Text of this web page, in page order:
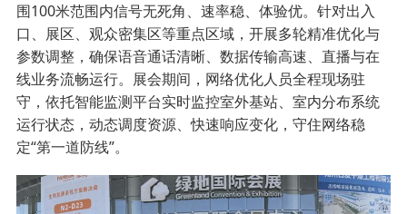
围100米范围内信号无死角、速率稳、体验优。针对出入
口、展区、观众密集区等重点区域，开展多轮精准优化与
参数调整，确保语音通话清晰、数据传输高速、直播与在
线业务流畅运行。展会期间，网络优化人员全程现场驻
守，依托智能监测平台实时监控室外基站、室内分布系统
运行状态，动态调度资源、快速响应变化，守住网络稳
定“第一道防线”。